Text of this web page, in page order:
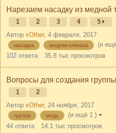
Нарезаем насадку из медной
1 2 3 4
5
Автор xOther, 4 февраля, 2017
насадка медная клюшка
(и
102 ответа 35.8 тыс просмотров
Вопросы для создания
1
2
Автор xOther, 24 ноября, 2017
группа медь
(и ещё 1 )
44 ответа 14.1 тыс просмотров